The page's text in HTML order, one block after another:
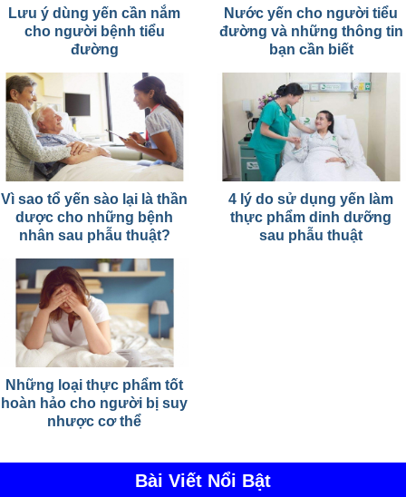
Lưu ý dùng yến cần nắm
cho người bệnh tiểu
đường
Nước yến cho người tiểu
đường và những thông tin
bạn cần biết
Vì sao tổ yến sào lại là thần
dược cho những bệnh
nhân sau phẫu thuật?
4 lý do sử dụng yến làm
thực phẩm dinh dưỡng
sau phẫu thuật
Những loại thực phẩm tốt
hoàn hảo cho người bị suy
nhược cơ thể
Bài Viết Nổi Bật